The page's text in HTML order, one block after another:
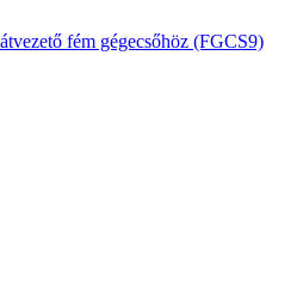
fém gégecsőhöz (FGCS9)